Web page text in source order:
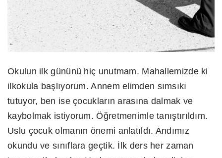
Okulun ilk gününü hiç unutmam. Mahallemizde ki
ilkokula başlıyorum. Annem elimden sımsıkı
tutuyor, ben ise çocukların arasına dalmak ve
kaybolmak istiyorum. Öğretmenimle tanıştırıldım.
Uslu çocuk olmanın önemi anlatıldı. Andımız
okundu ve sınıflara geçtik. İlk ders her zaman